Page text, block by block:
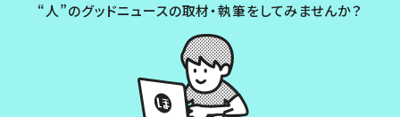
“人”のグッドニュースの取材・執筆をしてみませんか？